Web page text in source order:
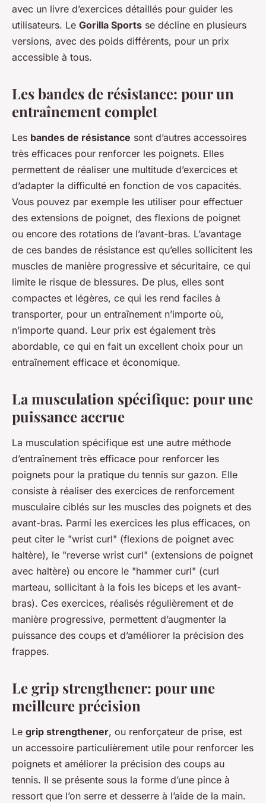
avec un livre d’exercices détaillés pour guider les
utilisateurs. Le Gorilla Sports se décline en plusieurs
versions, avec des poids différents, pour un prix
accessible à tous.
Les bandes de résistance: pour un
entraînement complet
Les bandes de résistance sont d’autres accessoires
très efficaces pour renforcer les poignets. Elles
permettent de réaliser une multitude d’exercices et
d’adapter la difficulté en fonction de vos capacités.
Vous pouvez par exemple les utiliser pour effectuer
des extensions de poignet, des flexions de poignet
ou encore des rotations de l’avant-bras. L’avantage
de ces bandes de résistance est qu’elles sollicitent les
muscles de manière progressive et sécuritaire, ce qui
limite le risque de blessures. De plus, elles sont
compactes et légères, ce qui les rend faciles à
transporter, pour un entraînement n’importe où,
n’importe quand. Leur prix est également très
abordable, ce qui en fait un excellent choix pour un
entraînement efficace et économique.
La musculation spécifique: pour une
puissance accrue
La musculation spécifique est une autre méthode
d’entraînement très efficace pour renforcer les
poignets pour la pratique du tennis sur gazon. Elle
consiste à réaliser des exercices de renforcement
musculaire ciblés sur les muscles des poignets et des
avant-bras. Parmi les exercices les plus efficaces, on
peut citer le "wrist curl" (flexions de poignet avec
haltère), le "reverse wrist curl" (extensions de poignet
avec haltère) ou encore le "hammer curl" (curl
marteau, sollicitant à la fois les biceps et les avant-
bras). Ces exercices, réalisés régulièrement et de
manière progressive, permettent d’augmenter la
puissance des coups et d’améliorer la précision des
frappes.
Le grip strengthener: pour une
meilleure précision
Le grip strengthener, ou renforçateur de prise, est
un accessoire particulièrement utile pour renforcer les
poignets et améliorer la précision des coups au
tennis. Il se présente sous la forme d’une pince à
ressort que l’on serre et desserre à l’aide de la main.